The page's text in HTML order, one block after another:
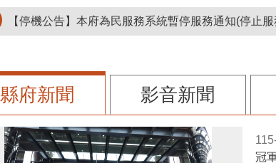
【停機公告】本府為民服務系統暫停服務通知(停止
縣府新聞 影音新聞
冠